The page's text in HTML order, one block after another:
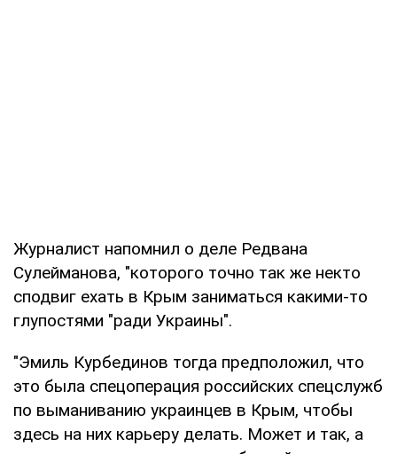
Журналист напомнил о деле Редвана
Сулейманова, "которого точно так же некто
сподвиг ехать в Крым заниматься какими-то
глупостями "ради Украины".
"Эмиль Курбединов тогда предположил, что
это была спецоперация российских спецслужб
по выманиванию украинцев в Крым, чтобы
здесь на них карьеру делать. Может и так, а